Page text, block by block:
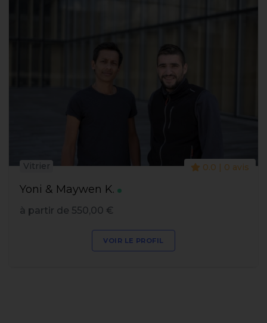
Yoni & Maywen K.
Vitrier 0.0 | 0 avis
à partir de 550,00 €
VOIR LE PROFIL